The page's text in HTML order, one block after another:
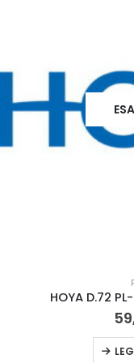
HOYA D.72